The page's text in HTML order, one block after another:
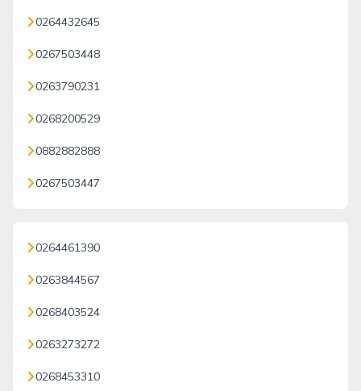
0264432645
0267503448
0263790231
0268200529
0882882888
0267503447
0264461390
0263844567
0268403524
0263273272
0268453310